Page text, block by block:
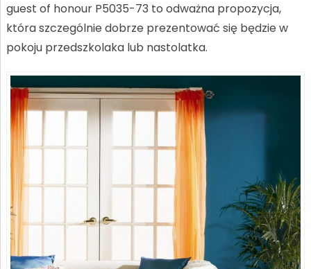
guest of honour P5035-73 to odważna propozycja,
która szczególnie dobrze prezentować się będzie w
pokoju przedszkolaka lub nastolatka.